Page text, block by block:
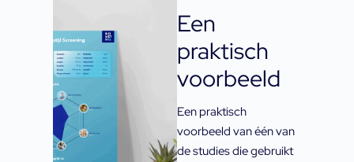
Een
praktisch
voorbeeld
Een praktisch
voorbeeld van één van
de studies die gebruikt